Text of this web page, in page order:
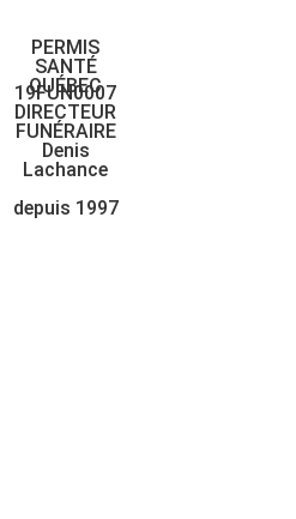
PERMIS
SANTÉ
QUÉBEC
19FUN0007
DIRECTEUR
FUNÉRAIRE
Denis
Lachance
depuis 1997